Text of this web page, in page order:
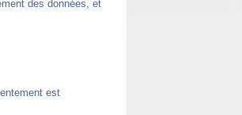
des données, et
est